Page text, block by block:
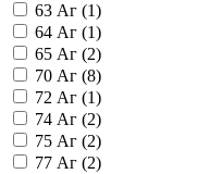
63 Аг (1)
64 Аг (1)
65 Аг (2)
70 Аг (8)
72 Аг (1)
74 Аг (2)
75 Аг (2)
77 Аг (2)